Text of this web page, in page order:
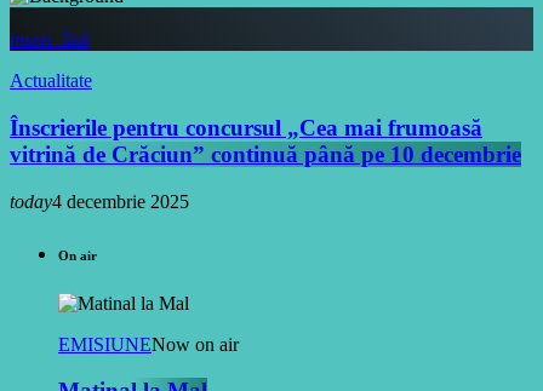
insert_link
Actualitate
Înscrierile pentru concursul „Cea mai frumoasă
vitrină de Crăciun” continuă până pe 10 decembrie
today4 decembrie 2025
On air
EMISIUNENow on air